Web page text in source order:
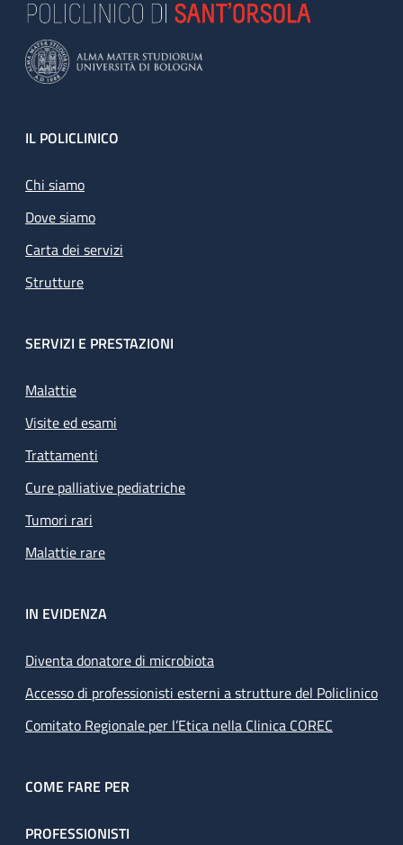
Footer
IL POLICLINICO
Chi siamo
Dove siamo
Carta dei servizi
Strutture
SERVIZI E PRESTAZIONI
Malattie
Visite ed esami
Trattamenti
Cure palliative pediatriche
Tumori rari
Malattie rare
IN EVIDENZA
Diventa donatore di microbiota
Accesso di professionisti esterni a strutture del Policlinico
Comitato Regionale per l’Etica nella Clinica COREC
COME FARE PER
PROFESSIONISTI